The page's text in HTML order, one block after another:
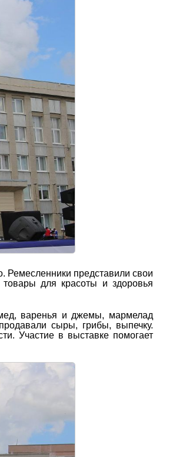
Ремесленники представили свои
для красоты и здоровья
варенья и джемы, мармелад
сыры, грибы, выпечку.
Участие в выставке помогает